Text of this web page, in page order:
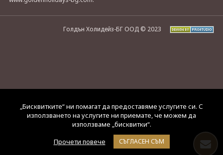
Голдън Холидейз-БГ ООД © 2023
„Бисквитките“ ни помагат да предоставяме услугите си. С
използването на услугите ни приемате, че можем да
използваме „бисквитки“.
Прочети повече
СЪГЛАСЕН СЪМ